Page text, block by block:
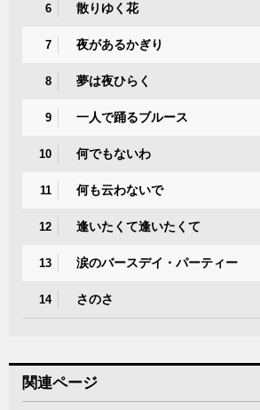
6 散りゆく花
7 夜があるかぎり
8 夢は夜ひらく
9 一人で踊るブルース
10 何でもないわ
11 何も云わないで
12 逢いたくて逢いたくて
13 涙のバースデイ・パーティー
14 さのさ
関連ページ